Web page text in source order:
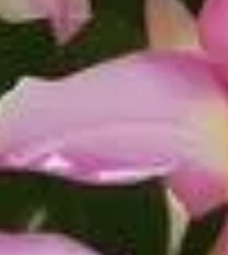
organiques décomposés, il est une
d'un système racinaire
sa capacité à retenir l'eau et à
un compost bien décomposé,
judicieux de renouveler
organique, il encourage la
laurier-rose en pleine santé.